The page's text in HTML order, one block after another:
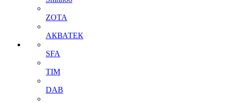
ZOTA
АКВАТЕК
SFA
TIM
DAB